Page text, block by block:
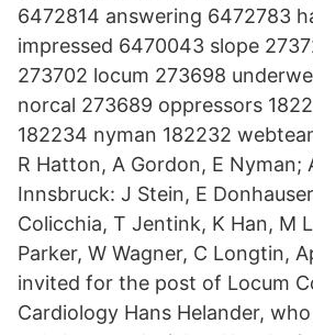
6472814 answering 6472783
impressed 6470043 slope
273702 locum 273698
norcal 273689 oppressors
182234 nyman 182232
R Hatton, A Gordon, E Nyman;
Innsbruck: J Stein, E
Colicchia, T Jentink, K Han, M
Parker, W Wagner, C Longtin,
invited for the post of Locum
Cardiology Hans Helander,